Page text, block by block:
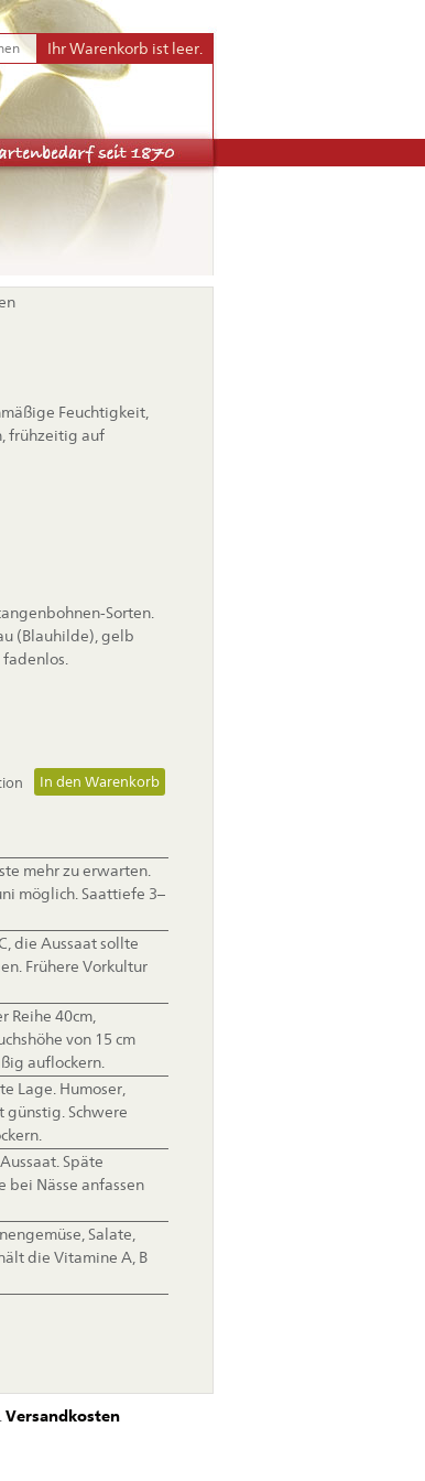
Ihr Warenkorb ist leer.
Feuchtigkeit,
frühzeitig auf
Sorten.
(Blauhilde), gelb
mehr zu erwarten.
möglich. Saattiefe 3–
die Aussaat sollte
Frühere Vorkultur
Reihe 40cm,
von 15 cm
auflockern.
Lage. Humoser,
günstig. Schwere
Späte
bei Nässe anfassen
Salate,
die Vitamine A, B
Versandkosten